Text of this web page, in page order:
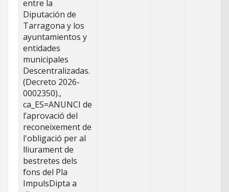
entre la
Diputación de
Tarragona y los
ayuntamientos y
entidades
municipales
Descentralizadas.
(Decreto 2026-
0002350).,
ca_ES=ANUNCI de
l’aprovació del
reconeixement de
l'obligació per al
lliurament de
bestretes dels
fons del Pla
ImpulsDipta a